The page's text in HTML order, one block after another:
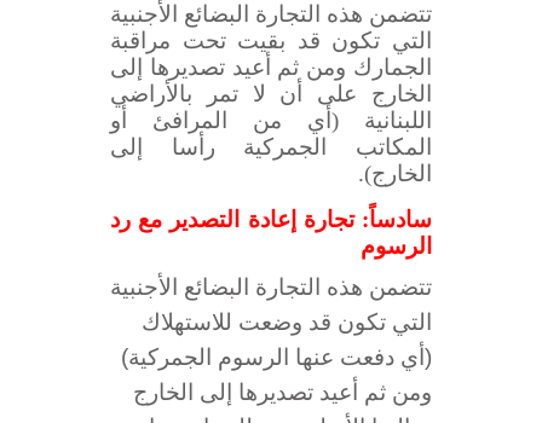
تتضمن هذه التجارة البضائع الأجنبية
التي تكون قد بقيت تحت مراقبة
الجمارك ومن ثم أعيد تصديرها إلى
الخارج على أن لا تمر بالأراضي
اللبنانية (أي من المرافئ أو
المكاتب الجمركية رأسا إلى
الخارج).
سادساً: تجارة إعادة التصدير مع رد
الرسوم
تتضمن هذه التجارة البضائع الأجنبية
التي تكون قد وضعت للاستهلاك
(أي دفعت عنها الرسوم الجمركية)
ومن ثم أعيد تصديرها إلى الخارج